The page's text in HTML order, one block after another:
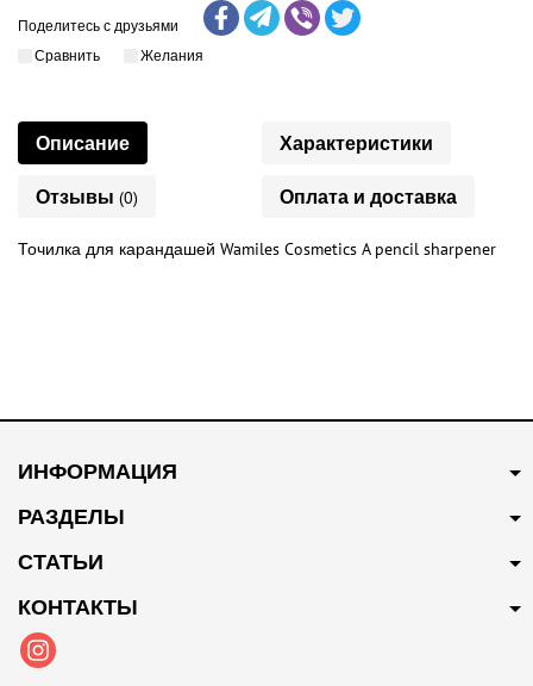
Поделитесь с друзьями
Сравнить
Желания
Описание Характеристики
Отзывы (0) Оплата и доставка
Точилка для карандашей Wamiles Cosmetics A pencil sharpener
ИНФОРМАЦИЯ
РАЗДЕЛЫ
СТАТЬИ
КОНТАКТЫ